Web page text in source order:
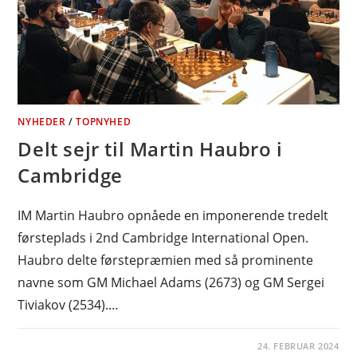
NYHEDER /TOPNYHED
Delt sejr til Martin Haubro i
Cambridge
IM Martin Haubro opnåede en imponerende tredelt
førsteplads i 2nd Cambridge International Open.
Haubro delte førstepræmien med så prominente
navne som GM Michael Adams (2673) og GM Sergei
Tiviakov (2534).…
24. FEBRUAR 2024